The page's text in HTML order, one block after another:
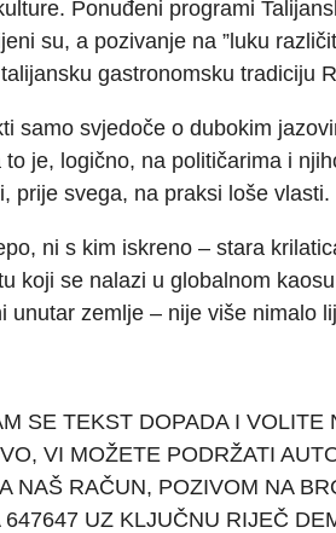
Ponuđeni programi
su, a pozivanje na ”luku
gastronomsku tradiciju
samo svjedoče o dubokim
to je, logično, na političarima i
prije svega, na praksi loše vlasti.
ni s kim iskreno – stara
koji se nalazi u globalnom
unutar zemlje – nije više nimalo
SE TEKST DOPADA I VOLITE
VI MOŽETE PODRŽATI
NAŠ RAČUN, POZIVOM NA
647647 UZ KLJUČNU RIJEČ